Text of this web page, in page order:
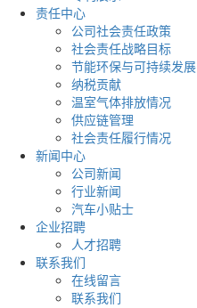
责任中心
公司社会责任政策
社会责任战略目标
节能环保与可持续发展
纳税贡献
温室气体排放情况
供应链管理
社会责任履行情况
新闻中心
公司新闻
行业新闻
汽车小贴士
企业招聘
人才招聘
联系我们
在线留言
联系我们